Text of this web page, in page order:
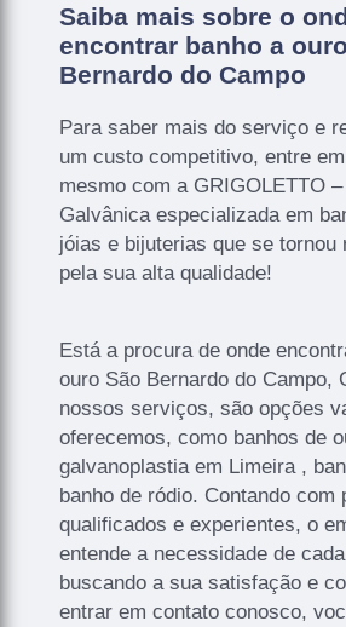
Saiba mais sobre o
encontrar banho a
Bernardo do Campo
Para saber mais do serviço e
um custo competitivo, entre
mesmo com a GRIGOLETTO
Galvânica especializada em
jóias e bijuterias que se tornou
pela sua alta qualidade!
Está a procura de onde
ouro São Bernardo do Campo,
nossos serviços, são opções
oferecemos, como banhos de
galvanoplastia em Limeira ,
banho de ródio. Contando com
qualificados e experientes, o
entende a necessidade de
buscando a sua satisfação e
entrar em contato conosco,